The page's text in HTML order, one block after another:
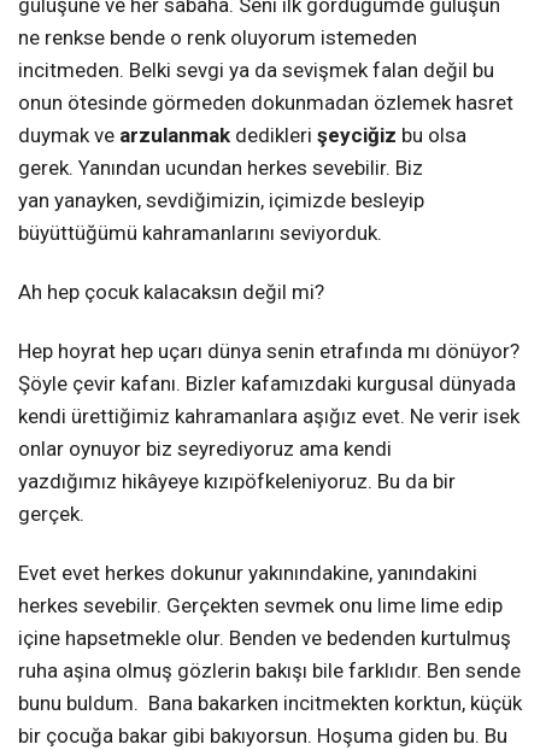
gülüşüne ve her sabaha. Seni ilk gördüğümde gülüşün
ne renkse bende o renk oluyorum istemeden
incitmeden. Belki sevgi ya da sevişmek falan değil bu
onun ötesinde görmeden dokunmadan özlemek hasret
duymak ve arzulanmak dedikleri şeyciğiz bu olsa
gerek. Yanından ucundan herkes sevebilir. Biz
yan yanayken, sevdiğimizin, içimizde besleyip
büyüttüğümü kahramanlarını seviyorduk.
Ah hep çocuk kalacaksın değil mi?
Hep hoyrat hep uçarı dünya senin etrafında mı dönüyor?
Şöyle çevir kafanı. Bizler kafamızdaki kurgusal dünyada
kendi ürettiğimiz kahramanlara aşığız evet. Ne verir isek
onlar oynuyor biz seyrediyoruz ama kendi
yazdığımız hikâyeye kızıpöfkeleniyoruz. Bu da bir
gerçek.
Evet evet herkes dokunur yakınındakine, yanındakini
herkes sevebilir. Gerçekten sevmek onu lime lime edip
içine hapsetmekle olur. Benden ve bedenden kurtulmuş
ruha aşina olmuş gözlerin bakışı bile farklıdır. Ben sende
bunu buldum. Bana bakarken incitmekten korktun, küçük
bir çocuğa bakar gibi bakıyorsun. Hoşuma giden bu. Bu